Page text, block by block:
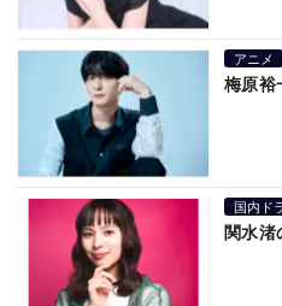
アニメ
梅原裕
国内ド
関水渚